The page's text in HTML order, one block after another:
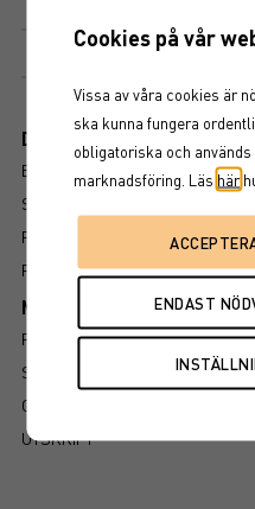
Årlig ränta 9,7 %
Dokument
BROSCHYR
SLUTLIGA VILLKOR
PROSPEKT
FAKTABLAD
Mer information om
RISK
SÅ LÄSER DU FAKTABLADET
GRUNDPROSPEKT
UTSKRIFT
Cookies på vår
Vissa av våra cookies är
ska kunna fungera
obligatoriska och
marknadsföring. Läs här